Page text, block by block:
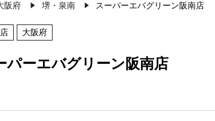
阪府 堺・泉南 スーパーエバグリーン阪南店
大阪府
パーエバグリーン阪南店